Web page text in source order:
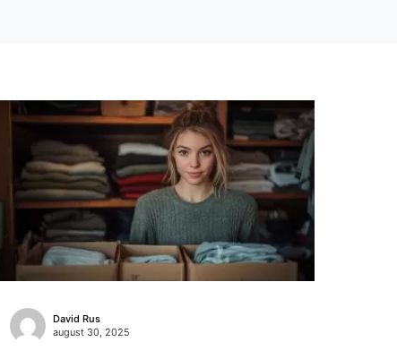
David Rus
august 30, 2025